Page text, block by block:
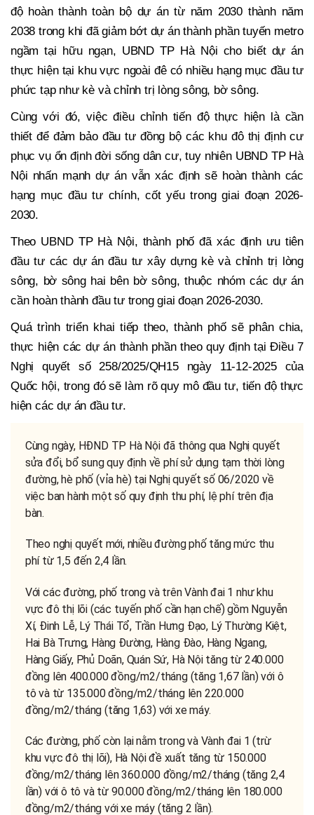
độ hoàn thành toàn bộ dự án từ năm 2030 thành năm
2038 trong khi đã giảm bớt dự án thành phần tuyến metro
ngầm tại hữu ngạn, UBND TP Hà Nội cho biết dự án
thực hiện tại khu vực ngoài đê có nhiều hạng mục đầu tư
phức tạp như kè và chỉnh trị lòng sông, bờ sông.
Cùng với đó, việc điều chỉnh tiến độ thực hiện là cần
thiết để đảm bảo đầu tư đồng bộ các khu đô thị định cư
phục vụ ổn định đời sống dân cư, tuy nhiên UBND TP Hà
Nội nhấn mạnh dự án vẫn xác định sẽ hoàn thành các
hạng mục đầu tư chính, cốt yếu trong giai đoạn 2026-
2030.
Theo UBND TP Hà Nội, thành phố đã xác định ưu tiên
đầu tư các dự án đầu tư xây dựng kè và chỉnh trị lòng
sông, bờ sông hai bên bờ sông, thuộc nhóm các dự án
cần hoàn thành đầu tư trong giai đoạn 2026-2030.
Quá trình triển khai tiếp theo, thành phố sẽ phân chia,
thực hiện các dự án thành phần theo quy định tại Điều 7
Nghị quyết số 258/2025/QH15 ngày 11-12-2025 của
Quốc hội, trong đó sẽ làm rõ quy mô đầu tư, tiến độ thực
hiện các dự án đầu tư.
Cùng ngày, HĐND TP Hà Nội đã thông qua Nghị quyết
sửa đổi, bổ sung quy định về phí sử dụng tạm thời lòng
đường, hè phố (vỉa hè) tại Nghị quyết số 06/2020 về
việc ban hành một số quy định thu phí, lệ phí trên địa
bàn.
Theo nghị quyết mới, nhiều đường phố tăng mức thu
phí từ 1,5 đến 2,4 lần.
Với các đường, phố trong và trên Vành đai 1 như khu
vực đô thị lõi (các tuyến phố cần hạn chế) gồm Nguyễn
Xí, Đinh Lễ, Lý Thái Tổ, Trần Hưng Đạo, Lý Thường Kiệt,
Hai Bà Trưng, Hàng Đường, Hàng Đào, Hàng Ngang,
Hàng Giấy, Phủ Doãn, Quán Sứ, Hà Nội tăng từ 240.000
đồng lên 400.000 đồng/m2/tháng (tăng 1,67 lần) với ô
tô và từ 135.000 đồng/m2/tháng lên 220.000
đồng/m2/tháng (tăng 1,63) với xe máy.
Các đường, phố còn lại nằm trong và Vành đai 1 (trừ
khu vực đô thị lõi), Hà Nội đề xuất tăng từ 150.000
đồng/m2/tháng lên 360.000 đồng/m2/tháng (tăng 2,4
lần) với ô tô và từ 90.000 đồng/m2/tháng lên 180.000
đồng/m2/tháng với xe máy (tăng 2 lần).